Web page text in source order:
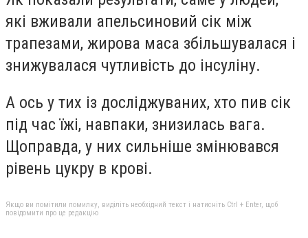
які вживали апельсиновий сік між
трапезами, жирова маса збільшувалася і
знижувалася чутливість до інсуліну.
А ось у тих із досліджуваних, хто пив сік
під час їжі, навпаки, знизилась вага.
Щоправда, у них сильніше змінювався
рівень цукру в крові.
Якщо ви помітили помилку, виділіть необхідний текст і натисніть Ctrl + Enter, щоб
повідомити про це редакцію